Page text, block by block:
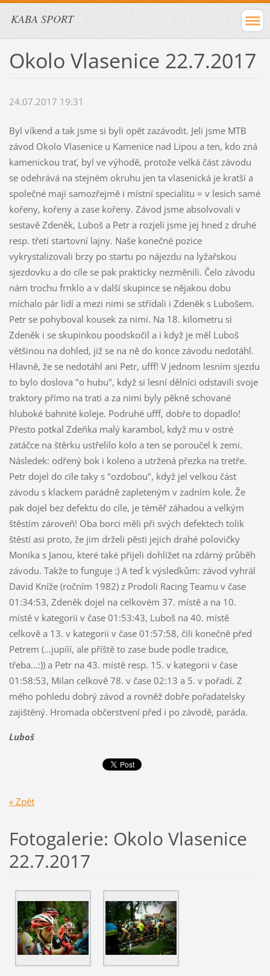
KABA SPORT
Okolo Vlasenice 22.7.2017
24.07.2017 19:31
Byl víkend a tak jsme si byli opět zazávodit. Jeli jsme MTB
závod Okolo Vlasenice u Kamenice nad Lipou a ten, kdo zná
kamenickou trať, byl ve výhodě, protože velká část závodu
se odehrává na stejném okruhu jen ta vlasenická je kratší a
společné mají samozřejmě i místní specialitu = v lesích samé
kořeny, kořeny a zase kořeny. Závod jsme absolvovali v
sestavě Zdeněk, Luboš a Petr a rozjeli jsme jej hned z druhé
resp. třetí startovní lajny. Naše konečné pozice
vykrystalizovali brzy po startu po nájezdu na lyžařskou
sjezdovku a do cíle se pak prakticky nezměnili. Čelo závodu
nám trochu frnklo a v další skupince se nějakou dobu
míchalo pár lidí a mezi nimi se střídali i Zdeněk s Lubošem.
Petr se pohyboval kousek za nimi. Na 18. kilometru si
Zdeněk i se skupinkou poodskočil a i když je měl Luboš
většinou na dohled, již se na ně do konce závodu nedotáhl.
Hlavně, že se nedotáhl ani Petr, ufff! V jednom lesním sjezdu
to bylo doslova "o hubu", když si lesní dělníci odstavili svoje
traktory přímo na trati a za nimi byly pěkně schované
hluboké bahnité koleje. Podruhé ufff, dobře to dopadlo!
Přesto potkal Zdeňka malý karambol, když mu v ostré
zatáčce na štěrku ustřelilo kolo a ten se poroučel k zemi.
Následek: odřený bok i koleno a utržená přezka na tretře.
Petr dojel do cíle taky s "ozdobou", když jel velkou část
závodu s klackem parádně zapleteným v zadním kole. Že
pak dojel bez defektu do cíle, je téměř záhadou a velkým
štěstím zároveň! Oba borci měli při svých defektech tolik
štěstí asi proto, že jim drželi pěsti jejich drahé polovičky
Monika s Janou, které také přijeli dohlížet na zdárný průběh
závodu. Takže to funguje :) A teď k výsledkům: závod vyhrál
David Kníže (ročním 1982) z Prodoli Racing Teamu v čase
01:34:53, Zdeněk dojel na celkovém 37. místě a na 10.
místě v kategorii v čase 01:53:43, Luboš na 40. místě
celkově a 13. v kategorii v čase 01:57:58, čili konečně před
Petrem (...jupííí, ale příště to zase bude podle tradice,
třeba...:)) a Petr na 43. místě resp. 15. v kategorii v čase
01:58:53, Milan celkově 78. v čase 02:13 a 5. v pořadí. Z
mého pohledu dobrý závod a rovněž dobře pořadatelsky
zajištěný. Hromada občerstvení před i po závodě, paráda.
Luboš
« Zpět
Fotogalerie: Okolo Vlasenice
22.7.2017